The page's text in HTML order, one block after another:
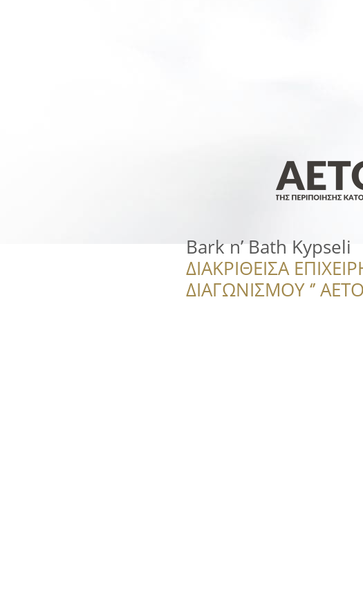
Bark n’ Bath Kypseli
ΔΙΑΚΡΙΘΕΙΣΑ
ΔΙΑΓΩΝΙΣΜΟΥ ‘’ ΑΕΤΟΙ